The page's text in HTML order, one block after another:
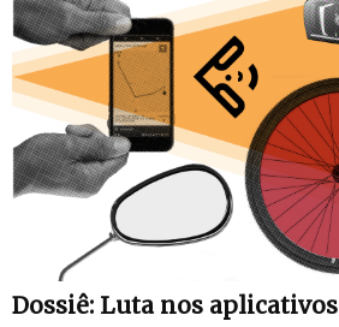
Dossiê: Luta nos aplicativos